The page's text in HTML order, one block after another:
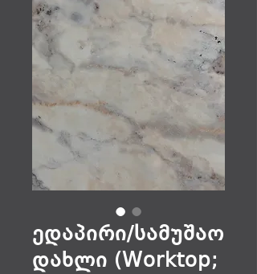
ედაპირი/სამუშაო
დახლი (Worktop;